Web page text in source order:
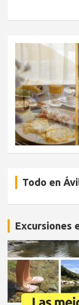
Todo en
Excursiones